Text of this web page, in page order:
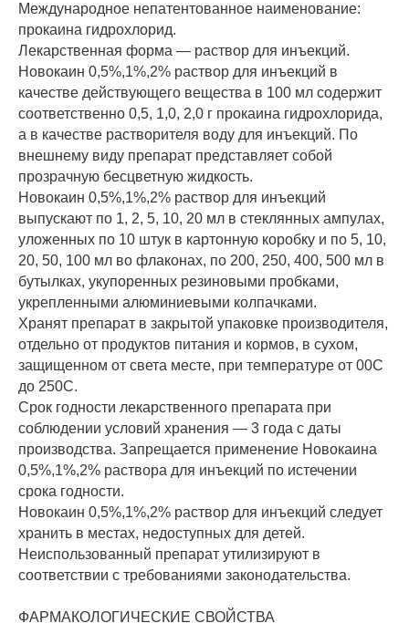
Международное непатентованное наименование:
прокаина гидрохлорид.
Лекарственная форма — раствор для инъекций.
Новокаин 0,5%,1%,2% раствор для инъекций в
качестве действующего вещества в 100 мл содержит
соответственно 0,5, 1,0, 2,0 г прокаина гидрохлорида,
а в качестве растворителя воду для инъекций. По
внешнему виду препарат представляет собой
прозрачную бесцветную жидкость.
Новокаин 0,5%,1%,2% раствор для инъекций
выпускают по 1, 2, 5, 10, 20 мл в стеклянных ампулах,
уложенных по 10 штук в картонную коробку и по 5, 10,
20, 50, 100 мл во флаконах, по 200, 250, 400, 500 мл в
бутылках, укупоренных резиновыми пробками,
укрепленными алюминиевыми колпачками.
Хранят препарат в закрытой упаковке производителя,
отдельно от продуктов питания и кормов, в сухом,
защищенном от света месте, при температуре от 00С
до 250С.
Срок годности лекарственного препарата при
соблюдении условий хранения — 3 года с даты
производства. Запрещается применение Новокаина
0,5%,1%,2% раствора для инъекций по истечении
срока годности.
Новокаин 0,5%,1%,2% раствор для инъекций следует
хранить в местах, недоступных для детей.
Неиспользованный препарат утилизируют в
соответствии с требованиями законодательства.
ФАРМАКОЛОГИЧЕСКИЕ СВОЙСТВА